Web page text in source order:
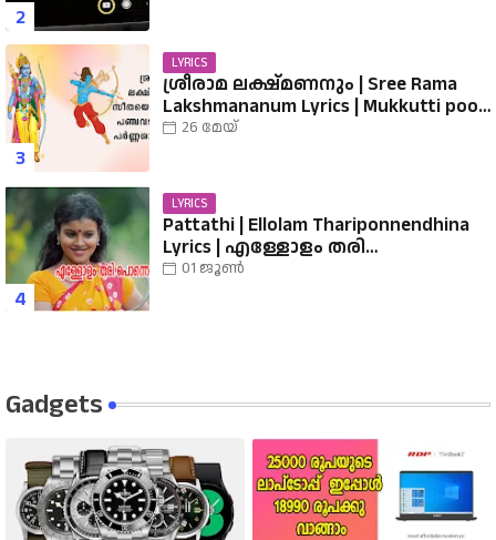
LYRICS
ശ്രീരാമ ലക്ഷ്മണനും | Sree Rama
Lakshmananum Lyrics | Mukkutti poo
Album | Sreerama Song Malayalam |
26 മേയ്
LYRICS
Pattathi | Ellolam Thariponnendhina
Lyrics | എള്ളോളം തരി
പൊന്നെന്തിനാ...... വരികൾ
01 ജൂൺ
Gadgets